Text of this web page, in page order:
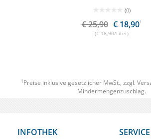
(0)
€ 25,90 € 18,901
(€ 18,90/Liter)
1 Preise inklusive gesetzlicher MwSt., zzgl.
Mindermengenzuschlag.
INFOTHEK SERVICE